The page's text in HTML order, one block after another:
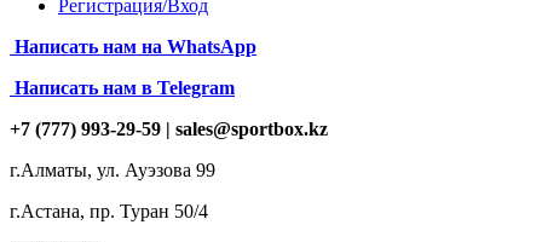
Регистрация/Вход
Написать нам на WhatsApp
Написать нам в Telegram
+7 (777) 993-29-59 | sales@sportbox.kz
г.Алматы, ул. Ауэзова 99
г.Астана, пр. Туран 50/4